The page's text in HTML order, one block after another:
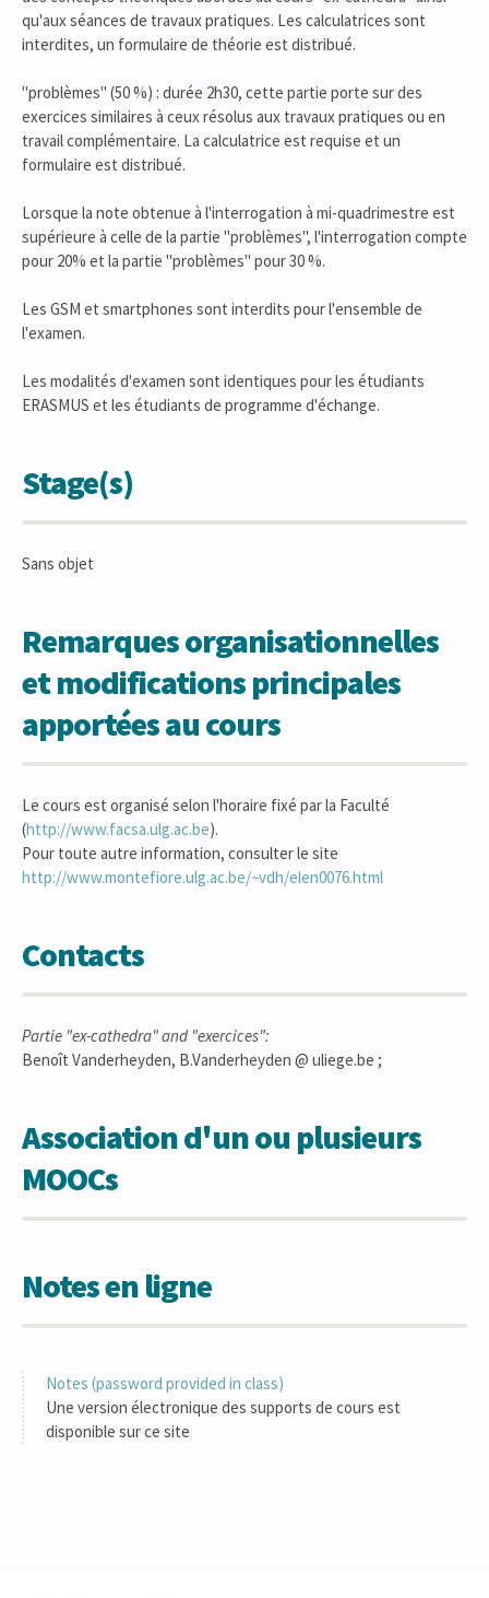
qu'aux séances de travaux pratiques. Les calculatrices sont
interdites, un formulaire de théorie est distribué.
"problèmes" (50 %) : durée 2h30, cette partie porte sur des
exercices similaires à ceux résolus aux travaux pratiques ou en
travail complémentaire. La calculatrice est requise et un
formulaire est distribué.
Lorsque la note obtenue à l'interrogation à mi-quadrimestre est
supérieure à celle de la partie "problèmes", l'interrogation compte
pour 20% et la partie "problèmes" pour 30 %.
Les GSM et smartphones sont interdits pour l'ensemble de
l'examen.
Les modalités d'examen sont identiques pour les étudiants
ERASMUS et les étudiants de programme d'échange.
Stage(s)
Sans objet
Remarques organisationnelles
et modifications principales
apportées au cours
Le cours est organisé selon l'horaire fixé par la Faculté
(http://www.facsa.ulg.ac.be).
Pour toute autre information, consulter le site
http://www.montefiore.ulg.ac.be/~vdh/elen0076.html
Contacts
Partie "ex-cathedra" and "exercices":
Benoît Vanderheyden, B.Vanderheyden @ uliege.be ;
Association d'un ou plusieurs
MOOCs
Notes en ligne
Notes (password provided in class)
Une version électronique des supports de cours est
disponible sur ce site